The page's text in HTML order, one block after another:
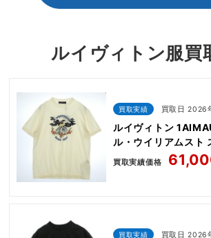
ルイヴィトン服買
買取実績 買取日 2026
ルイヴィトン
ル・ウイリアムスト
ニット クルーネック
トン 半袖 刺繍 ロゴ
買取実績価格
買取実績 買取日 2026